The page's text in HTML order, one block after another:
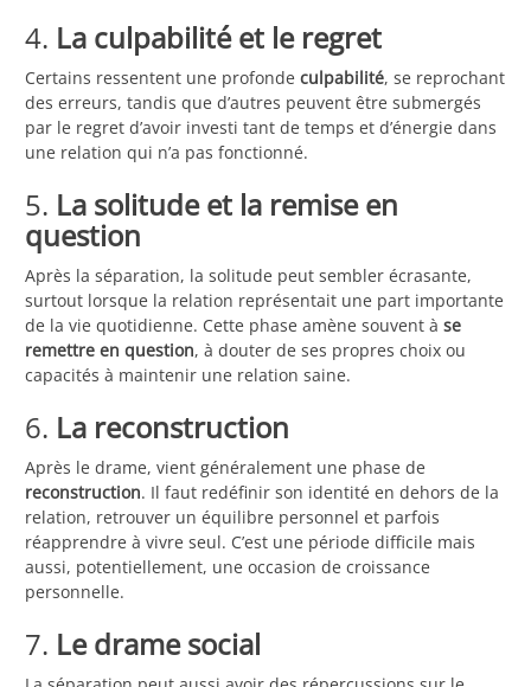
4. La culpabilité et le regret
Certains ressentent une profonde culpabilité, se reprochant
des erreurs, tandis que d’autres peuvent être submergés
par le regret d’avoir investi tant de temps et d’énergie dans
une relation qui n’a pas fonctionné.
5. La solitude et la remise en
question
Après la séparation, la solitude peut sembler écrasante,
surtout lorsque la relation représentait une part importante
de la vie quotidienne. Cette phase amène souvent à se
remettre en question, à douter de ses propres choix ou
capacités à maintenir une relation saine.
6. La reconstruction
Après le drame, vient généralement une phase de
reconstruction. Il faut redéfinir son identité en dehors de la
relation, retrouver un équilibre personnel et parfois
réapprendre à vivre seul. C’est une période difficile mais
aussi, potentiellement, une occasion de croissance
personnelle.
7. Le drame social